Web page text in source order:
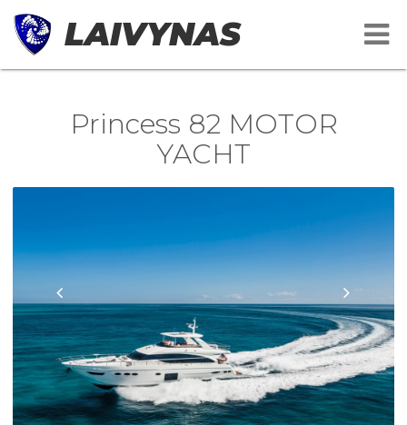
LAIVYNAS
Princess 82 MOTOR
YACHT